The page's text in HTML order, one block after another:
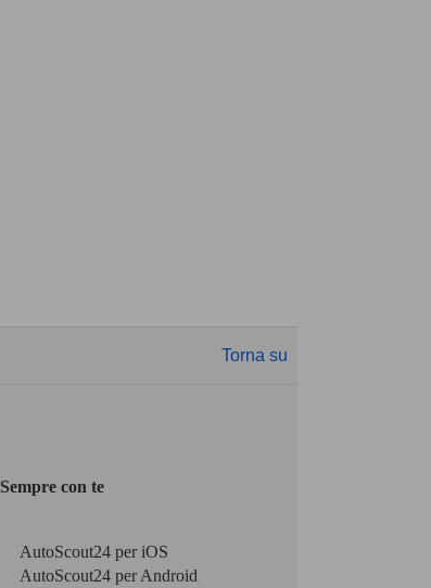
Torna su
Sempre con te
AutoScout24 per iOS
AutoScout24 per Android